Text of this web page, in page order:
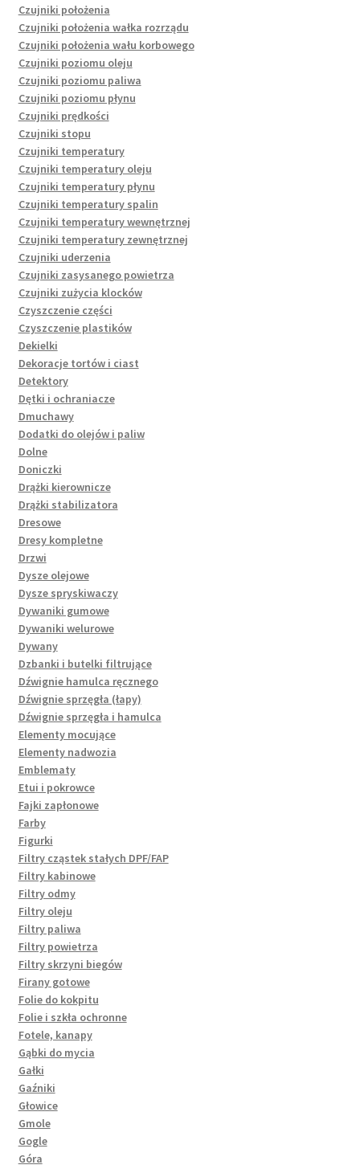
Czujniki położenia
Czujniki położenia wałka rozrządu
Czujniki położenia wału korbowego
Czujniki poziomu oleju
Czujniki poziomu paliwa
Czujniki poziomu płynu
Czujniki prędkości
Czujniki stopu
Czujniki temperatury
Czujniki temperatury oleju
Czujniki temperatury płynu
Czujniki temperatury spalin
Czujniki temperatury wewnętrznej
Czujniki temperatury zewnętrznej
Czujniki uderzenia
Czujniki zasysanego powietrza
Czujniki zużycia klocków
Czyszczenie części
Czyszczenie plastików
Dekielki
Dekoracje tortów i ciast
Detektory
Dętki i ochraniacze
Dmuchawy
Dodatki do olejów i paliw
Dolne
Doniczki
Drążki kierownicze
Drążki stabilizatora
Dresowe
Dresy kompletne
Drzwi
Dysze olejowe
Dysze spryskiwaczy
Dywaniki gumowe
Dywaniki welurowe
Dywany
Dzbanki i butelki filtrujące
Dźwignie hamulca ręcznego
Dźwignie sprzęgła (łapy)
Dźwignie sprzęgła i hamulca
Elementy mocujące
Elementy nadwozia
Emblematy
Etui i pokrowce
Fajki zapłonowe
Farby
Figurki
Filtry cząstek stałych DPF/FAP
Filtry kabinowe
Filtry odmy
Filtry oleju
Filtry paliwa
Filtry powietrza
Filtry skrzyni biegów
Firany gotowe
Folie do kokpitu
Folie i szkła ochronne
Fotele, kanapy
Gąbki do mycia
Gałki
Gaźniki
Głowice
Gmole
Gogle
Góra